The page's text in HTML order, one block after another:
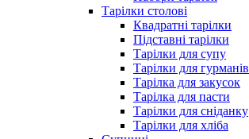
Тарілки столові
Квадратні тарілки
Підставні тарілки
Тарілки для супу
Тарілки для гурманів
Тарілка для закусок
Тарілка для пасти
Тарілки для сніданку
Тарілки для хліба